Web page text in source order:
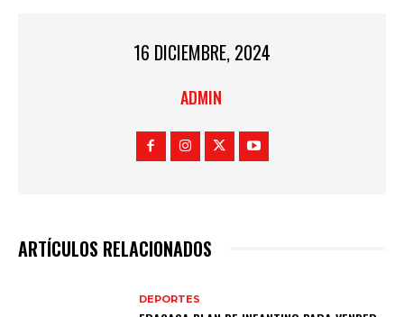
16 DICIEMBRE, 2024
ADMIN
ARTÍCULOS RELACIONADOS
DEPORTES